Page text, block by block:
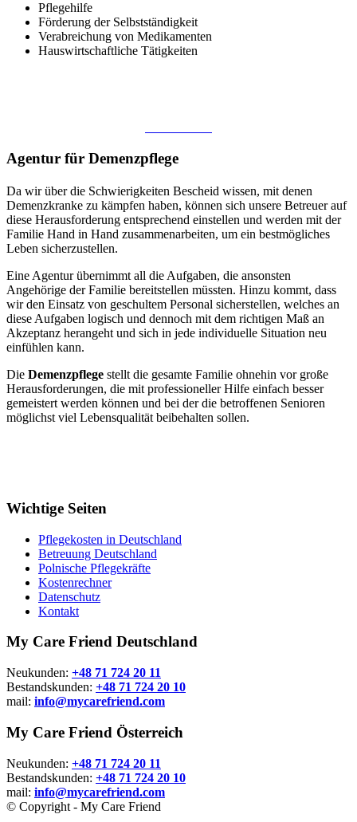
Pflegehilfe
Förderung der Selbstständigkeit
Verabreichung von Medikamenten
Hauswirtschaftliche Tätigkeiten
Agentur für Demenzpflege
Da wir über die Schwierigkeiten Bescheid wissen, mit denen
Demenzkranke zu kämpfen haben, können sich unsere Betreuer auf
diese Herausforderung entsprechend einstellen und werden mit der
Familie Hand in Hand zusammenarbeiten, um ein bestmögliches
Leben sicherzustellen.
Eine Agentur übernimmt all die Aufgaben, die ansonsten
Angehörige der Familie bereitstellen müssten. Hinzu kommt, dass
wir den Einsatz von geschultem Personal sicherstellen, welches an
diese Aufgaben logisch und dennoch mit dem richtigen Maß an
Akzeptanz herangeht und sich in jede individuelle Situation neu
einfühlen kann.
Die Demenzpflege stellt die gesamte Familie ohnehin vor große
Herausforderungen, die mit professioneller Hilfe einfach besser
gemeistert werden können und bei der die betroffenen Senioren
möglichst viel Lebensqualität beibehalten sollen.
Wichtige Seiten
Pflegekosten in Deutschland
Betreuung Deutschland
Polnische Pflegekräfte
Kostenrechner
Datenschutz
Kontakt
My Care Friend Deutschland
Neukunden: +48 71 724 20 11
Bestandskunden: +48 71 724 20 10
mail: info@mycarefriend.com
My Care Friend Österreich
Neukunden: +48 71 724 20 11
Bestandskunden: +48 71 724 20 10
mail: info@mycarefriend.com
© Copyright - My Care Friend